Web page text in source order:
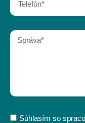
Súhlasím so